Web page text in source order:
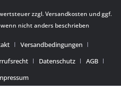
zzgl.Versandkosten und ggf.
nicht anders beschrieben
Versandbedingungen
Datenschutz
AGB